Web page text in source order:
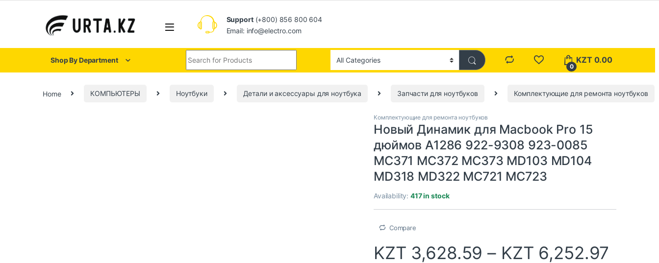
Support(+800) 856 800 604
Email: info@electro.com
Shop By Department
0
KZT 0.00
Home КОМПЬЮТЕРЫ Ноутбуки Детали и аксессуары для ноутбука Запчасти для ноутбуков Комплектующие для ремонта ноутбуков
Комплектующие для ремонта ноутбуков
Новый Динамик для Macbook Pro 15
дюймов A1286 922-9308 923-0085
MC371 MC372 MC373 MD103 MD104
MD318 MD322 MC721 MC723
Availability:417 in stock
Compare
KZT 3,628.59 – KZT 6,252.97